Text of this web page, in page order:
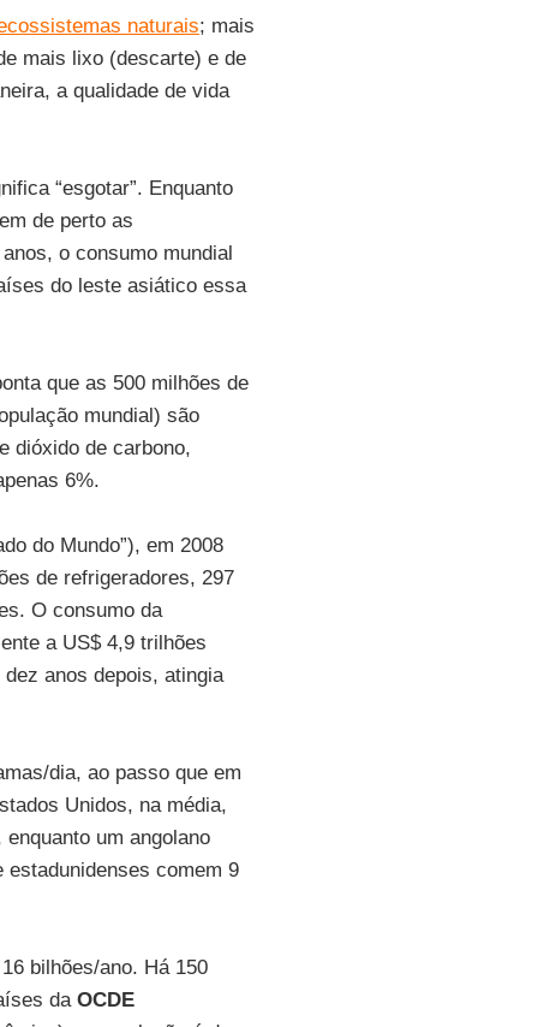
naturais; mais
mais lixo (descarte) e de
a qualidade de vida
“esgotar”. Enquanto
de perto as
o consumo mundial
do leste asiático essa
que as 500 milhões de
mundial) são
dióxido de carbono,
6%.
do Mundo”), em 2008
de refrigeradores, 297
O consumo da
a US$ 4,9 trilhões
anos depois, atingia
dia, ao passo que em
Unidos, na média,
um angolano
comem 9
bilhões/ano. Há 150
da OCDE